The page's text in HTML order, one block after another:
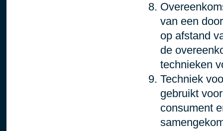
van een
op afstand
de
technieken
Techniek
gebruikt
consument